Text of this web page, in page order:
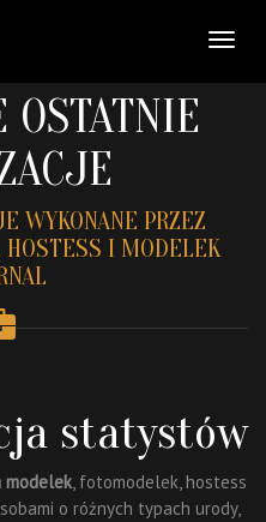
OSTATNIE
WYKONANE PRZEZ
HOSTESS I MODELEK
statystów
modelek, fotomodelek, hostess
o różnych typach urody,